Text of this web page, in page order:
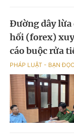
Đường dây lừa
hối (forex)
cáo buộc rửa
PHÁP LUẬT - BẠN ĐỌC